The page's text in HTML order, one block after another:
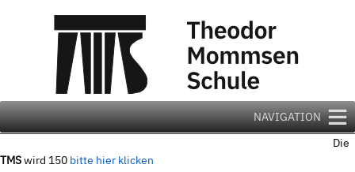
NAVIGATION
Die
TMSwird 150 bitte hier klicken